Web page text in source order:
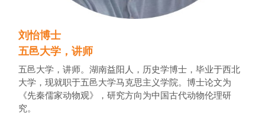
刘怡博士
五邑大学，讲师
五邑大学，讲师。湖南益阳人，历史学博士，毕业于西北
大学，现就职于五邑大学马克思主义学院。博士论文为
《先秦儒家动物观》，研究方向为中国古代动物伦理研
究。